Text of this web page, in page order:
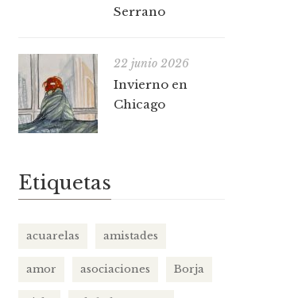
Serrano
22 junio 2026
Invierno en
Chicago
Etiquetas
acuarelas amistades
amor asociaciones Borja